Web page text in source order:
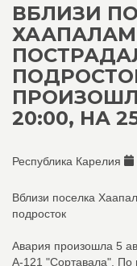
ВБЛИЗИ
20:00, НА
Республика Карелия
Вблизи поселка
подросток
Авария произошла 5
А-121 "Сортавала". По